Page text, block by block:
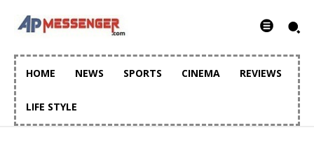
HOME NEWS SPORTS CINEMA REVIEWS
LIFE STYLE